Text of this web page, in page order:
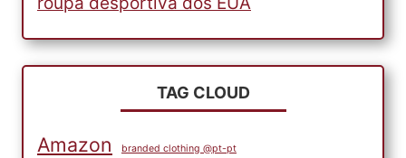
TAG CLOUD
Amazon branded clothing @pt-pt